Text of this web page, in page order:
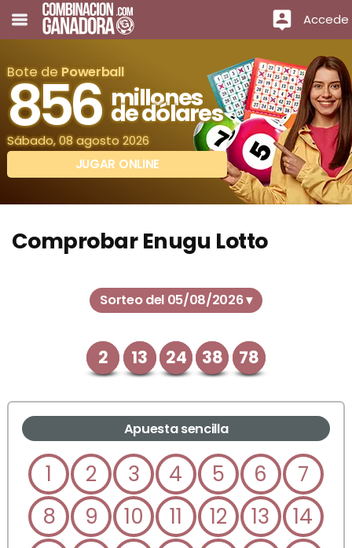
Accede
Bote de Powerball
856 millones
de dólares
Sábado, 08 agosto 2026
JUGAR ONLINE
Comprobar Enugu Lotto
Sorteo del 05/08/2026 ▾
2 13 24 38 78
Apuesta sencilla
1 2 3 4 5 6
7
8
9 10 11 12 13
14